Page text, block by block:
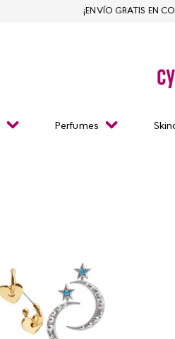
Perfumes
¡ENVÍO GRATIS EN